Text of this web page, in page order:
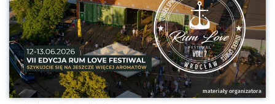
materiały organizatora